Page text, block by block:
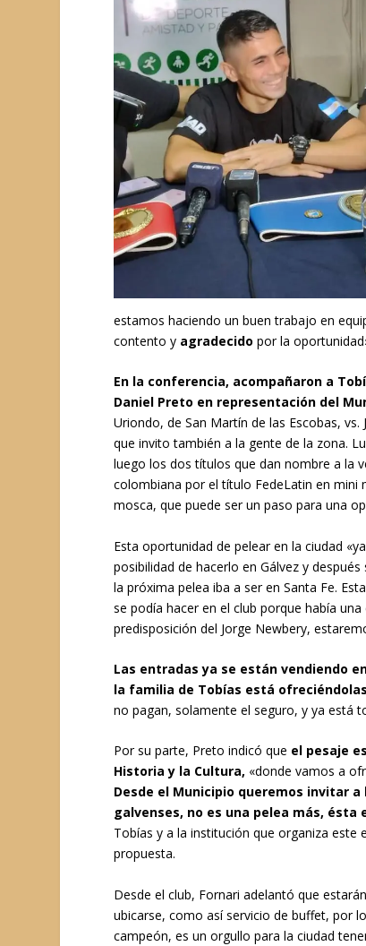
estamos haciendo un buen trabajo en
contento y agradecido por la
En la conferencia, acompañaron a
Daniel Preto en representación del
Uriondo, de San Martín de las Escobas,
que invito también a la gente de la zona.
luego los dos títulos que dan nombre a la
colombiana por el título FedeLatin en mini
mosca, que puede ser un paso para una
Esta oportunidad de pelear en la ciudad
posibilidad de hacerlo en Gálvez y
la próxima pelea iba a ser en Santa Fe.
se podía hacer en el club porque había
predisposición del Jorge Newbery,
Las entradas ya se están vendiendo
la familia de Tobías está
no pagan, solamente el seguro, y ya está
Por su parte, Preto indicó que el pesaje
Historia y la Cultura, «donde vamos a
Desde el Municipio queremos invitar
galvenses, no es una pelea más,
Tobías y a la institución que organiza
propuesta.
Desde el club, Fornari adelantó que
ubicarse, como así servicio de buffet, por
campeón, es un orgullo para la ciudad